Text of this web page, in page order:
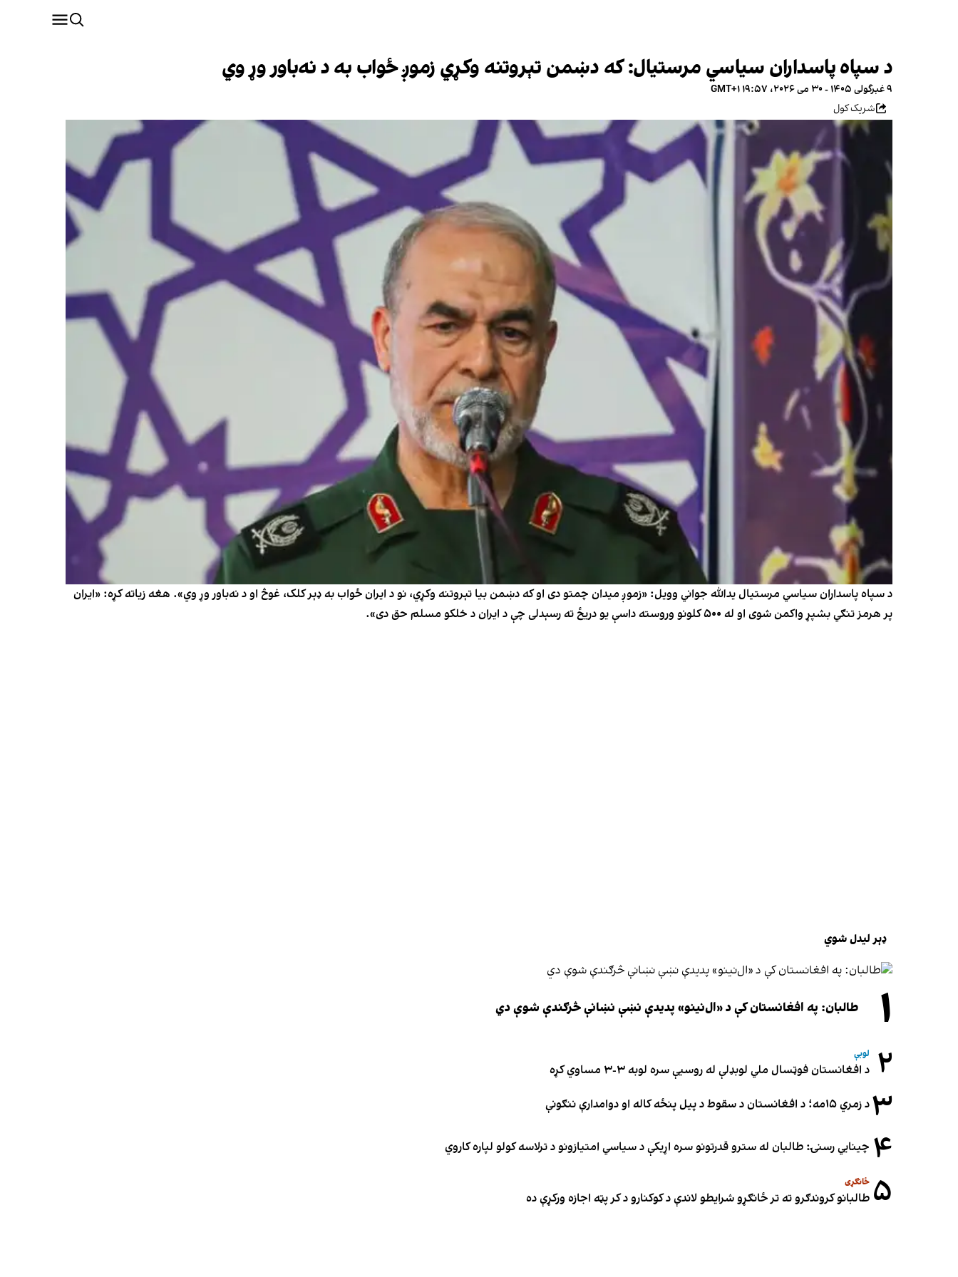
د سپاه پاسداران سیاسي مرستیال: که دښمن تېروتنه وکړي زموږ ځواب به د نه‌باور وړ وي
۹ غبرگولی ۱۴۰۵ - ۳۰ می ۲۰۲۶، ۱۹:۵۷ GMT+۱
شریک کول
د سپاه پاسداران سیاسي مرستیال یدالله جواني وویل: «زموږ میدان چمتو دی او که دښمن بیا تېروتنه وکړي، نو د ایران ځواب به ډېر کلک، غوڅ او د نه‌باور وړ وي». هغه زیاته کړه: «ایران
پر هرمز تنګي بشپړ واکمن شوی او له ۵۰۰ کلونو وروسته داسې یو دریځ ته رسېدلی چې د ایران د خلکو مسلم حق دی».
ډېر لیدل شوي
۱ طالبان: په افغانستان کې د «ال‌نینو» پدیدې نښې نښانې څرګندې شوې دي
۲ لوبې
د افغانستان فوټسال ملي لوبډلې له روسیې سره لوبه ۳-۳ مساوي کړه
۳د زمري ۱۵مه؛ د افغانستان د سقوط د پیل پنځه کاله او دوامدارې ننګونې
۴ چینایي رسنۍ: طالبان له سترو قدرتونو سره اړیکې د سیاسي امتیازونو د ترلاسه کولو لپاره کاروي
۵ ځانګړی
طالبانو کروندګرو ته تر ځانګړو شرایطو لاندې د کوکنارو د کر پټه اجازه ورکړې ده